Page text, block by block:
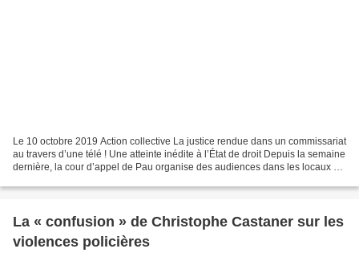
Le 10 octobre 2019 Action collective La justice rendue dans un commissariat
au travers d’une télé ! Une atteinte inédite à l’État de droit Depuis la semaine
dernière, la cour d’appel de Pau organise des audiences dans les locaux du
La « confusion » de Christophe Castaner sur les
violences policières